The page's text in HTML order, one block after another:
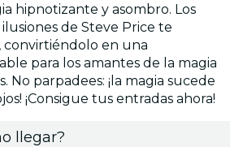
hipnotizante y asombro. Los
de Steve Price te
convirtiéndolo en una
para los amantes de la magia
No parpadees: ¡la magia sucede
¡Consigue tus entradas ahora!
llegar?